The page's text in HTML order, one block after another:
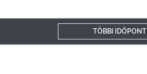
TÖBBI IDŐPONT